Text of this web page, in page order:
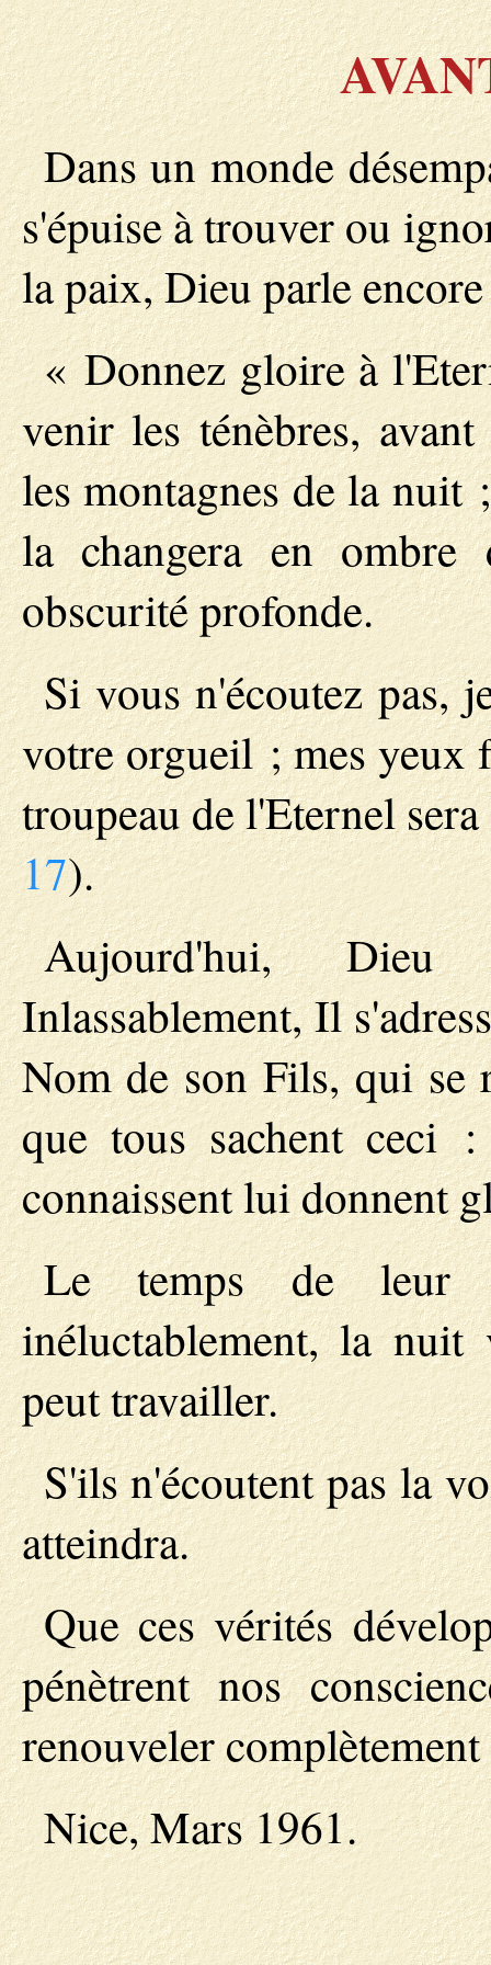
Dans un monde
s'épuise à trouver ou
la paix, Dieu parle
« Donnez gloire à
venir les ténèbres,
les montagnes de la
la changera en
obscurité profonde.
Si vous n'écoutez pas,
votre orgueil ; mes yeux
troupeau de l'Eternel
17).
Aujourd'hui, Dieu
Inlassablement, Il
Nom de son Fils, qui se
que tous sachent ceci
connaissent lui donnent
Le temps de leur
inéluctablement, la
peut travailler.
S'ils n'écoutent pas la
atteindra.
Que ces vérités
pénètrent nos
renouveler
Nice, Mars 1961.